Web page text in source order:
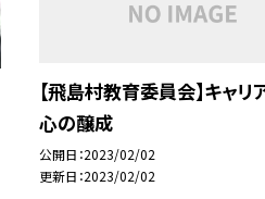
【飛島村教育委員会】キャリ
心の醸成
公開日 2023/02/02
更新日 2023/02/02